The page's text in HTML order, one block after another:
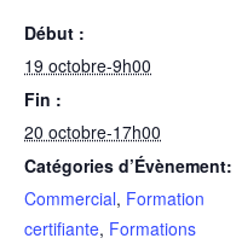
Début :
19 octobre-9h00
Fin :
20 octobre-17h00
Catégories d’Évènement:
Commercial, Formation
certifiante, Formations